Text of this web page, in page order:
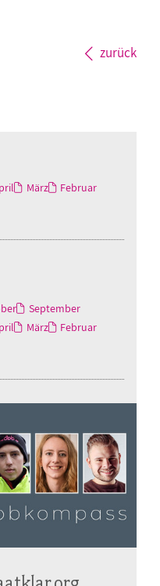
zurück
März
Februar
September
März
Februar